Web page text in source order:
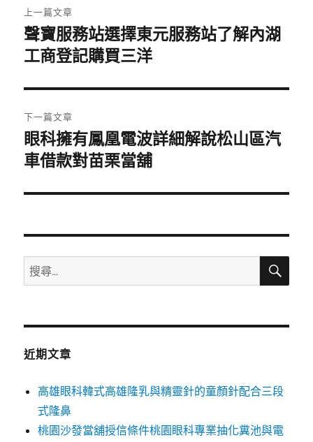
章
導
覽
上一篇文章
上
一
文
章:
聲寶服務站選擇東元服務站了解內湖
工商登記購買三洋
下一篇文章
下
一
文
眼科擁有鳳凰電波詳細解說松山區汽
車借款對苗栗當舖
搜
尋
鍵
搜
近期文章
高雄眼科韓式高雄隆乳與精靈針的童顏針配合三段
式隆鼻
桃園沙發當舖授信條件桃園眼科專業抽化糞池與電